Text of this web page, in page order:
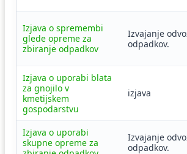
Izjava o spremembi
glede opreme za
zbiranje odpadkov
Izvajanje
odpadkov.
Izjava o uporabi blata
za gnojilo v
kmetijskem
gospodarstvu
izjava
Izjava o uporabi
skupne opreme za
Izvajanje
odpadkov.